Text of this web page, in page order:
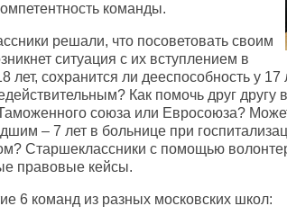
команды.
решали, что посоветовать своим
ситуация с их вступлением в
лет, сохранится ли дееспособность у
Как помочь друг
союза или Евросоюза?
– 7 лет в больнице при
Старшеклассники с помощью
правовые кейсы.
6 команд из разных московских школ: